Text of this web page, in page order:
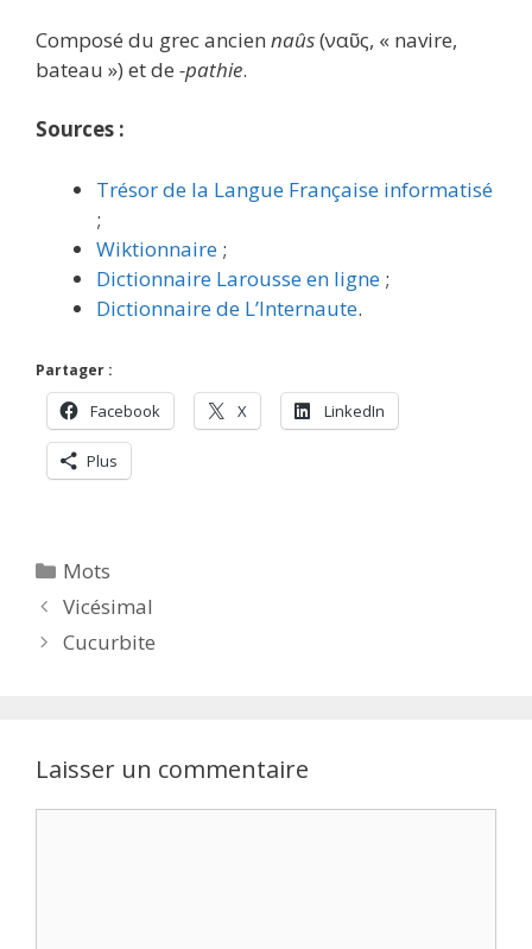
Composé du grec ancien naûs(ναῦς, « navire,
bateau ») et de -pathie.
Sources :
Trésor de la Langue Française informatisé
;
Wiktionnaire ;
Dictionnaire Larousse en ligne ;
Dictionnaire de L’Internaute.
Partager :
Facebook X LinkedIn
Plus
Catégories
Mots
Vicésimal
Cucurbite
Laisser un commentaire